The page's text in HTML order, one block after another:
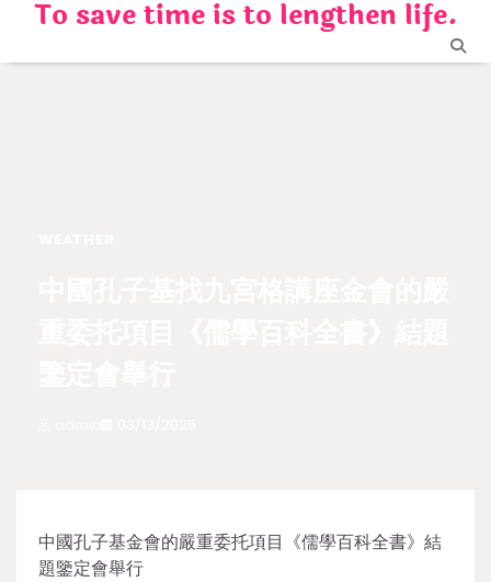
content
To save time is to lengthen life.
中國孔子基金會的嚴重委托項目《儒學百科全書》結
題鑒定會舉行